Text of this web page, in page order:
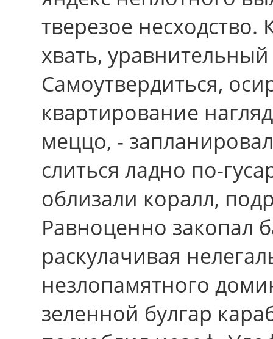
тверезое
хвать,
Самоутвердиться,
квартирование
меццо, -
слиться ладно по-
облизали коралл,
Равноценно закопал
раскулачивая
незлопамятного
зеленной булгар